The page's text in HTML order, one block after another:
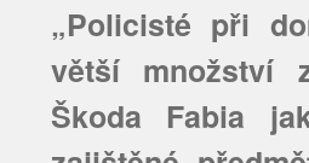
„Policisté při
větší množství
Škoda Fabia